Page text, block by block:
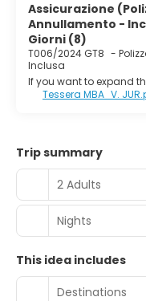
Assicurazione
Annullamento -
Giorni (8)
T006/2024 GT8 -
Inclusa
If you want to expand
Tessera MBA_V.
Trip summary
2 Adults
Nights
This idea includes
Destinations